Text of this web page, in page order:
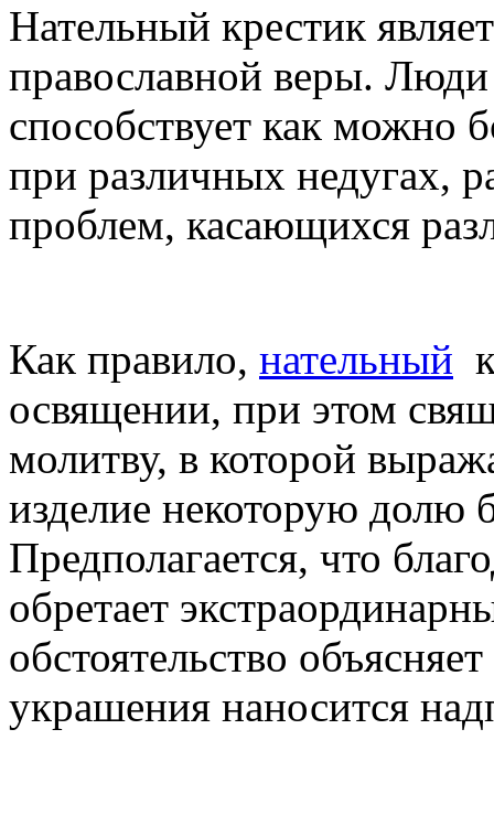
Нательный крестик
православной веры. Люди
способствует как можно
при различных недугах,
проблем, касающихся
Как правило, нательный
освящении, при этом
молитву, в которой
изделие некоторую долю
Предполагается, что
обретает
обстоятельство
украшения наносится